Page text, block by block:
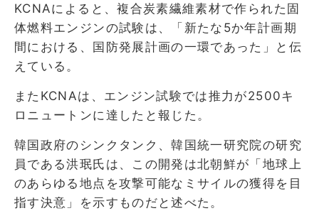
KCNAによると、複合炭素繊維素材で作られた固
体燃料エンジンの試験は、「新たな5か年計画期
間における、国防発展計画の一環であった」と伝
えている。
またKCNAは、エンジン試験では推力が2500キ
ロニュートンに達したと報じた。
韓国政府のシンクタンク、韓国統一研究院の研究
員である洪珉氏は、この開発は北朝鮮が「地球上
のあらゆる地点を攻撃可能なミサイルの獲得を目
指す決意」を示すものだと述べた。